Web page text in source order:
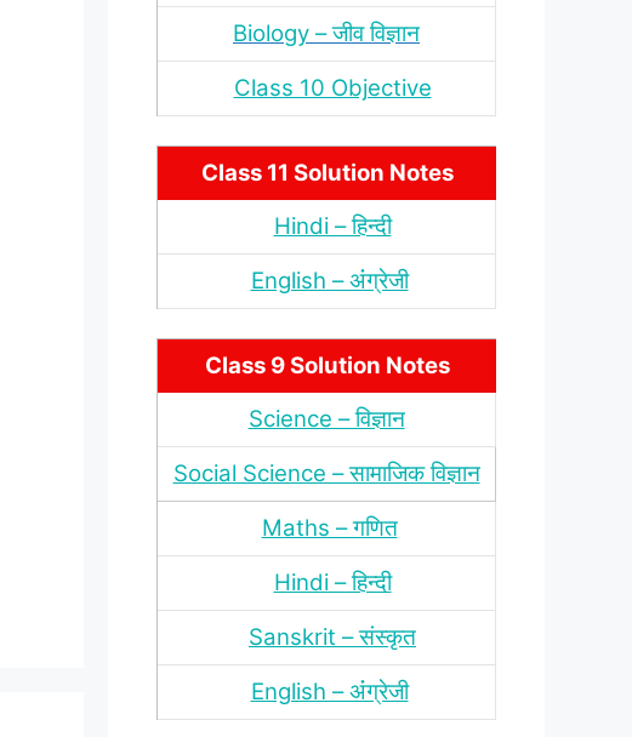
Biology – जीव विज्ञान
Class 10 Objective
Class 11 Solution Notes
Hindi – हिन्‍दी
English – अंंग्रेजी
Class 9 Solution Notes
Science – विज्ञान
Social Science – सामाजिक विज्ञान
Maths – गणित
Hindi – हिन्‍दी
Sanskrit – संस्‍कृत
English – अंंग्रेजी